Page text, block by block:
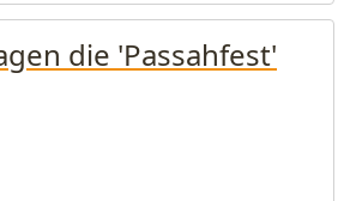
die 'Passahfest'